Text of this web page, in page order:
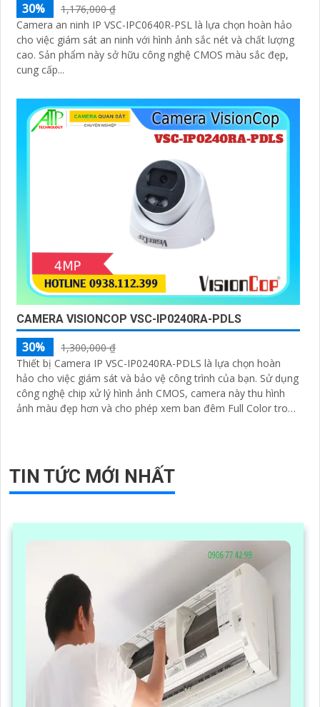
30%
1,176,000 ₫
Camera an ninh IP VSC-IPC0640R-PSL là lựa chọn hoàn hảo
cho việc giám sát an ninh với hình ảnh sắc nét và chất lượng
cao. Sản phẩm này sở hữu công nghệ CMOS màu sắc đẹp,
cung cấp...
CAMERA VISIONCOP VSC-IP0240RA-PDLS
30%
1,300,000 ₫
Thiết bị Camera IP VSC-IP0240RA-PDLS là lựa chọn hoàn
hảo cho việc giám sát và bảo vệ công trình của bạn. Sử dụng
công nghệ chip xử lý hình ảnh CMOS, camera này thu hình
ảnh màu đẹp hơn và cho phép xem ban đêm Full Color trong
TIN TỨC MỚI NHẤT